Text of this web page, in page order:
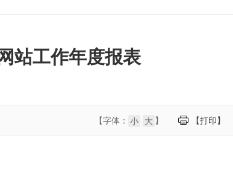
站工作年度报表
【打印】
【字体： 小 大 】